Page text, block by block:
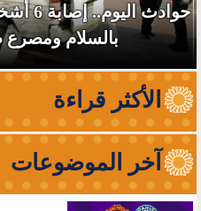
حوادث
بالسلام ومصرع
الأكثر قراءة
آخر الموضوعات